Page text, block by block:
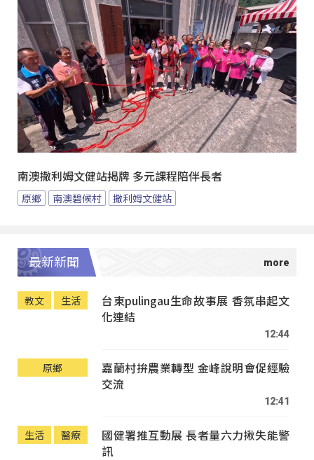
南澳撒利姆文健站揭牌 多元課程陪伴長者
原鄉 南澳碧候村 撒利姆文健站
最新新聞
教文 生活
台東pulingau生命故事展 香氛串起文
化連結
12:44
原鄉
嘉蘭村拚農業轉型 金峰說明會促經驗
交流
12:41
生活 醫療
國健署推互動展 長者量六力揪失能警
訊